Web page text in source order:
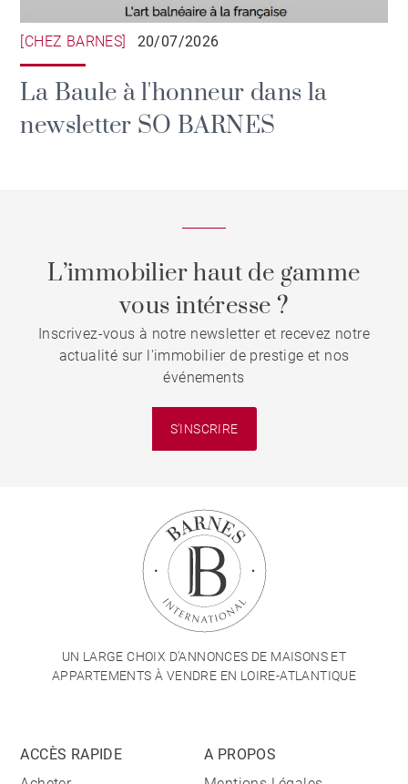
[CHEZ BARNES] 20/07/2026
La Baule à l'honneur dans la
newsletter SO BARNES
L’immobilier haut de gamme
vous intéresse ?
Inscrivez-vous à notre newsletter et recevez notre
actualité sur l'immobilier de prestige et nos
événements
S'INSCRIRE
UN LARGE CHOIX D'ANNONCES DE MAISONS ET
APPARTEMENTS À VENDRE EN LOIRE-ATLANTIQUE
ACCÈS RAPIDE
A PROPOS